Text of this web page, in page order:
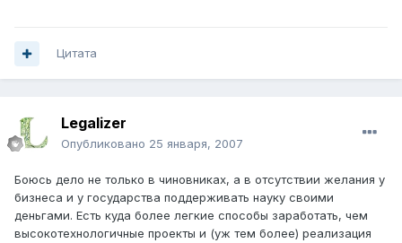
Цитата
Legalizer
Опубликовано 25 января, 2007
Боюсь дело не только в чиновниках, а в отсутствии желания у
бизнеса и у государства поддерживать науку своими
деньгами. Есть куда более легкие способы заработать, чем
высокотехнологичные проекты и (уж тем более) реализация